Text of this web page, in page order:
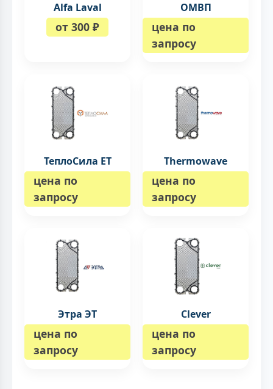
Alfa Laval
от 300 ₽
ОМВП
цена по
запросу
ТеплоСила ET
цена по
запросу
Thermowave
цена по
запросу
Этра ЭТ
цена по
запросу
Clever
цена по
запросу